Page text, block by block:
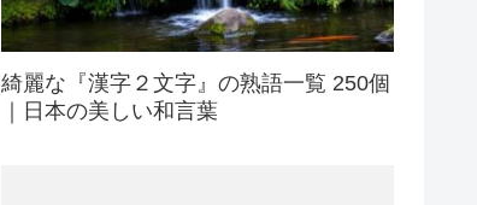
綺麗な『漢字２文字』の熟語一覧 250個
｜日本の美しい和言葉